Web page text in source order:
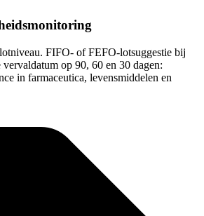
FIFO- of FEFO-lotsuggestie bij
op 90, 60 en 30 dagen:
in farmaceutica, levensmiddelen en